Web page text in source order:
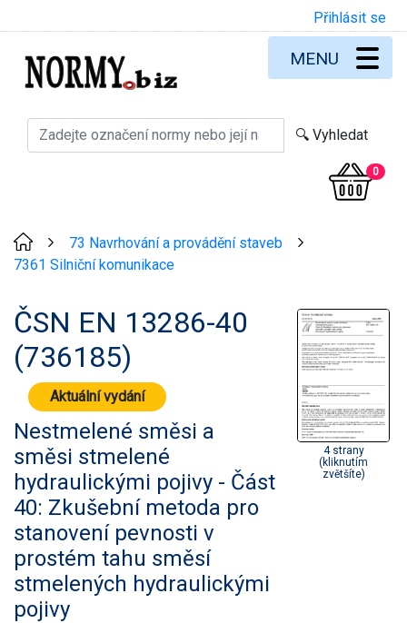
Přihlásit se
0
MENU
73 Navrhování a provádění staveb
7361 Silniční komunikace
ČSN EN 13286-40
(736185)
Aktuální vydání
Nestmelené směsi a
směsi stmelené
hydraulickými pojivy - Část
40: Zkušební metoda pro
stanovení pevnosti v
prostém tahu směsí
stmelených hydraulickými
pojivy
4 strany
(kliknutím
zvětšíte)